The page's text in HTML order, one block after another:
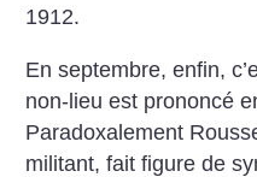
1912.
En septembre, enfin,
non-lieu est prononcé
Paradoxalement
militant, fait figure de